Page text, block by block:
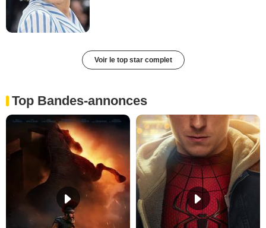
Voir le top star complet
Top Bandes-annonces